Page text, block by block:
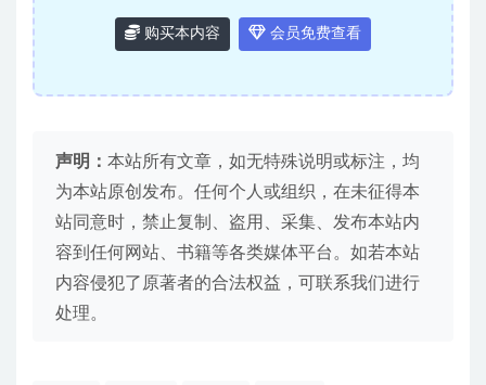
购买本内容 会员免费查看
声明： 本站所有文章，如无特殊说明或标注，均
为本站原创发布。任何个人或组织，在未征得本
站同意时，禁止复制、盗用、采集、发布本站内
容到任何网站、书籍等各类媒体平台。如若本站
内容侵犯了原著者的合法权益，可联系我们进行
处理。